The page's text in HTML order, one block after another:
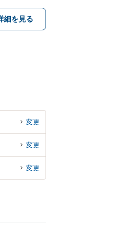
細を見る
変更
変更
変更